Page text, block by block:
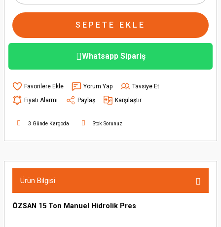
SEPETE EKLE
Whatsapp Sipariş
Yorum Yap
Tavsiye Et
Fiyatı Alarmı
Paylaş Karşılaştır
3 Günde Kargoda Stok Sorunuz
Ürün Bilgisi
ÖZSAN 15 Ton Manuel Hidrolik Pres